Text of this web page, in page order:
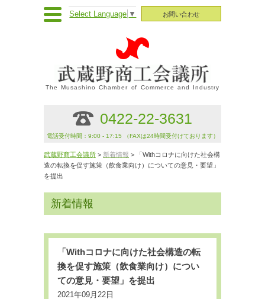
お問い合わせ
Select Language ▼
The Musashino Chamber of Commerce and Industry
0422-22-3631
電話受付時間：9:00 - 17:15 （FAXは24時間受付けております）
武蔵野商工会議所 > 新着情報 > 「Withコロナに向けた社会構
造の転換を促す施策（飲食業向け）についての意見・要望」
を提出
新着情報
「Withコロナに向けた社会構造の転
換を促す施策（飲食業向け）につい
ての意見・要望」を提出
2021年09月22日